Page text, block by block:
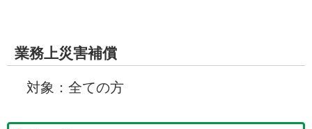
業務上災害補償
対象：全ての方